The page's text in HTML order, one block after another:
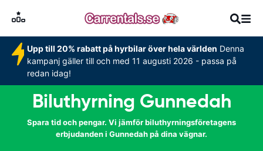
Upp till 20% rabatt på hyrbilar över hela världen Denna
kampanj gäller till och med 11 augusti 2026 - passa på
redan idag!
Biluthyrning Gunnedah
Spara tid och pengar. Vi jämför biluthyrningsföretagens
erbjudanden i Gunnedah på dina vägnar.